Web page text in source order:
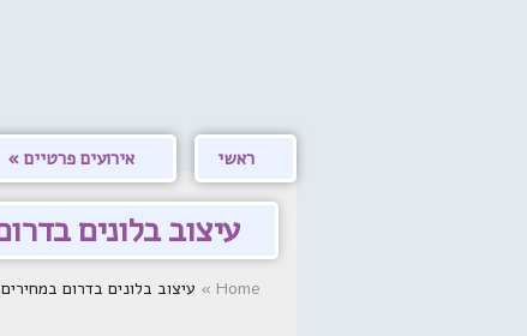
ראשי אירועים פרטיים
עיצוב בלונים
Home
» עיצוב בלונים בדרום במחירים חסרי